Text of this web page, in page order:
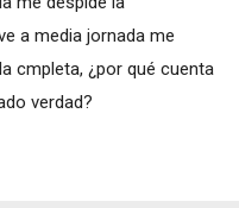
a media jornada me
cmpleta, ¿por qué cuenta
verdad?